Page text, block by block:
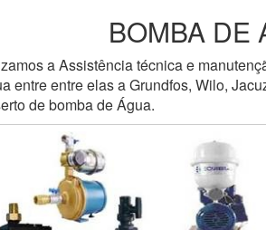
BOMBA DE
a Assistência técnica e
entre entre elas a Grundfos, Wilo,
de bomba de Água.